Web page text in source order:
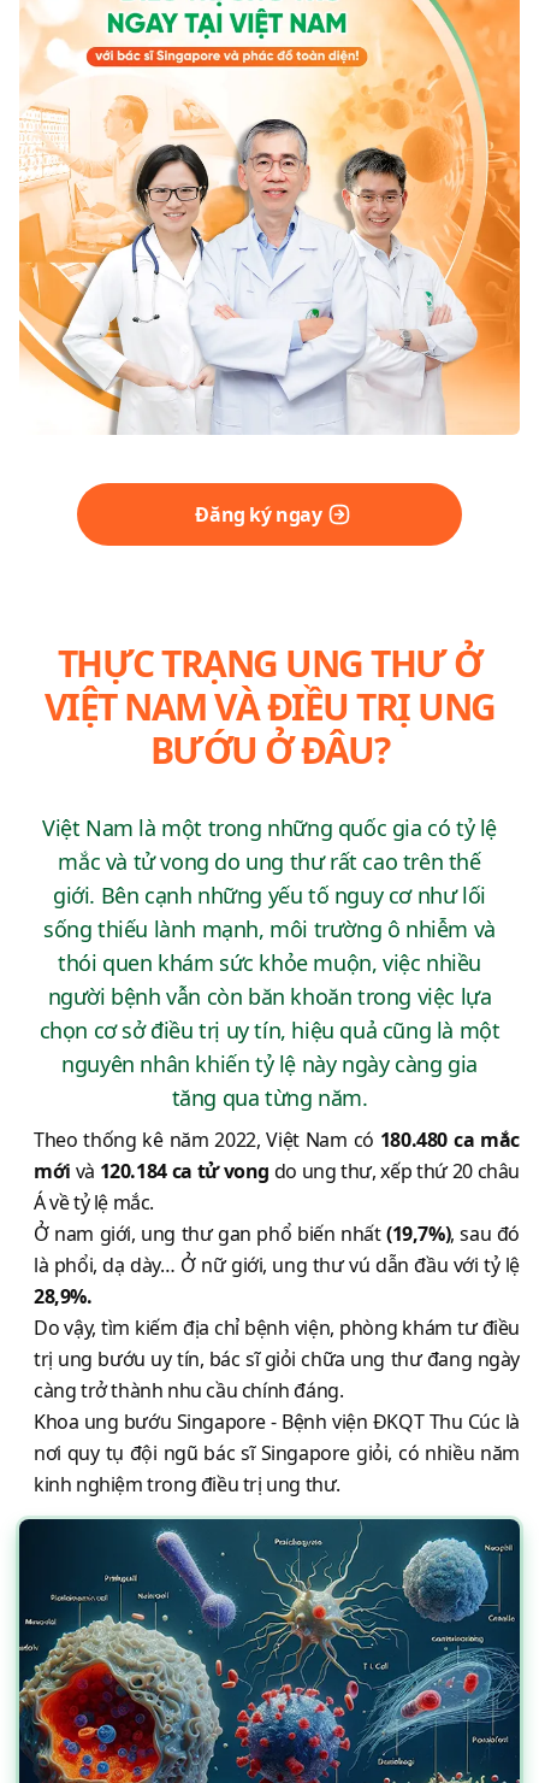
Đăng ký ngay
THỰC TRẠNG UNG THƯ Ở
VIỆT NAM VÀ ĐIỀU TRỊ UNG
BƯỚU Ở ĐÂU?
Việt Nam là một trong những quốc gia có tỷ lệ
mắc và tử vong do ung thư rất cao trên thế
giới. Bên cạnh những yếu tố nguy cơ như lối
sống thiếu lành mạnh, môi trường ô nhiễm và
thói quen khám sức khỏe muộn, việc nhiều
người bệnh vẫn còn băn khoăn trong việc lựa
chọn cơ sở điều trị uy tín, hiệu quả cũng là một
nguyên nhân khiến tỷ lệ này ngày càng gia
tăng qua từng năm.
Theo thống kê năm 2022, Việt Nam có 180.480 ca mắc
mới và 120.184 ca tử vong do ung thư, xếp thứ 20 châu
Á về tỷ lệ mắc.
Ở nam giới, ung thư gan phổ biến nhất(19,7%), sau đó
là phổi, dạ dày… Ở nữ giới, ung thư vú dẫn đầu với tỷ lệ
28,9%.
Do vậy, tìm kiếm địa chỉ bệnh viện, phòng khám tư điều
trị ung bướu uy tín, bác sĩ giỏi chữa ung thư đang ngày
càng trở thành nhu cầu chính đáng.
Khoa ung bướu Singapore - Bệnh viện ĐKQT Thu Cúc là
nơi quy tụ đội ngũ bác sĩ Singapore giỏi, có nhiều năm
kinh nghiệm trong điều trị ung thư.